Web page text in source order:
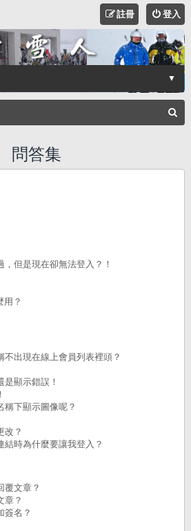
登入
註冊
▼
問答集
但是現在卻無法登入？！
用？
出現在線上會員列表裡頭？
顯示錯誤！
稱下顯示圖像呢？
改？
時為什麼要讓我登入？
覆文章？
章？
簽名？